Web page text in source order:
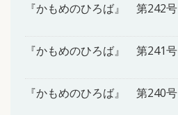
『かもめのひろば』 第242号
『かもめのひろば』 第241号
『かもめのひろば』 第240号